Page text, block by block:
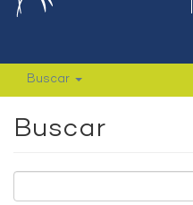
Buscar
Buscar